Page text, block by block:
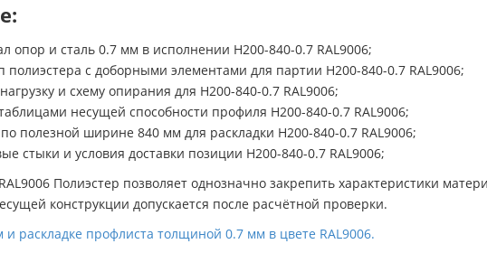
опор и сталь 0.7 мм в исполнении Н200-840-0.7 RAL9006;
полиэстера с доборными элементами для партии Н200-840-0.7 RAL9006;
и схему опирания для Н200-840-0.7 RAL9006;
несущей способности профиля Н200-840-0.7 RAL9006;
полезной ширине 840 мм для раскладки Н200-840-0.7 RAL9006;
стыки и условия доставки позиции Н200-840-0.7 RAL9006;
Полиэстер позволяет однозначно закрепить характеристики
конструкции допускается после расчётной проверки.
раскладке профлиста толщиной 0.7 мм в цвете RAL9006.